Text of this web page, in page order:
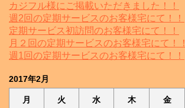
カジフル様にご掲載いただきました！！
週2回の定期サービスのお客様宅にて！！
定期サービス初訪問のお客様宅にて！！
月２回の定期サービスのお客様宅にて！！
週1回の定期サービスのお客様宅にて！！
2017年2月
月 火 水 木 金